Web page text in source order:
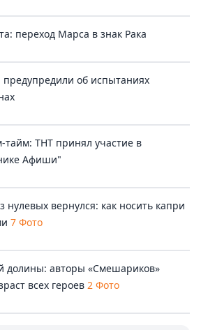
переход Марса в знак Рака
об испытаниях
ТНТ принял участие в
Афиши"
нулевых вернулся: как носить капри
7 Фото
долины: авторы «Смешариков»
всех героев 2 Фото